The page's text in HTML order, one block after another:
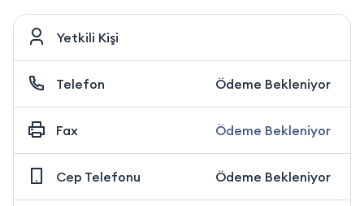
Yetkili Kişi
Telefon Ödeme Bekleniyor
Fax Ödeme Bekleniyor
Cep Telefonu Ödeme Bekleniyor